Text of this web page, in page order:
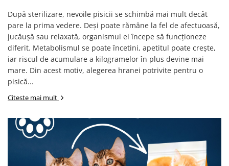
După sterilizare, nevoile pisicii se schimbă mai mult decât
pare la prima vedere. Deși poate rămâne la fel de afectuoasă,
jucăușă sau relaxată, organismul ei începe să funcționeze
diferit. Metabolismul se poate încetini, apetitul poate crește,
iar riscul de acumulare a kilogramelor în plus devine mai
mare. Din acest motiv, alegerea hranei potrivite pentru o
pisică...
Citeste mai mult